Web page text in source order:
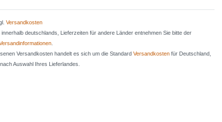
Versandkosten
deutschlands, Lieferzeiten für andere Länder entnehmen Sie bitte der
Versandkosten handelt es sich um die Standard Versandkosten für Deutschland,
Auswahl Ihres Lieferlandes.